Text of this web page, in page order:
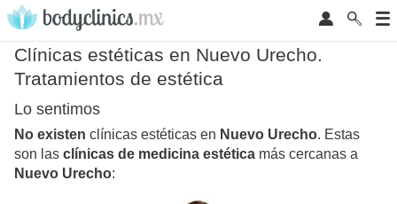
Clínicas estéticas en Nuevo Urecho.
Tratamientos de estética
Lo sentimos
No existen clínicas estéticas en Nuevo Urecho. Estas
son las clínicas de medicina estética más cercanas a
Nuevo Urecho: